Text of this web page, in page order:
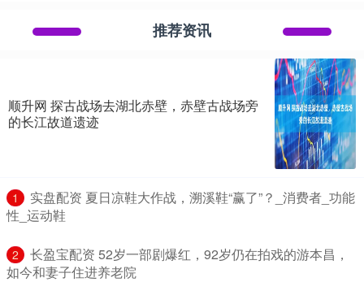
推荐资讯
顺升网 探古战场去湖北赤壁，赤壁古战场旁
的长江故道遗迹
1
​实盘配资 夏日凉鞋大作战，溯溪鞋“赢了”？_消费者_功能
性_运动鞋
2
​长盈宝配资 52岁一部剧爆红，92岁仍在拍戏的游本昌，
如今和妻子住进养老院